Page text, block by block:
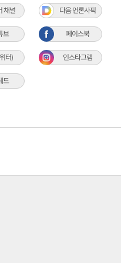
채널 다음 언론사픽
브 페이스북
터) 인스타그램
드